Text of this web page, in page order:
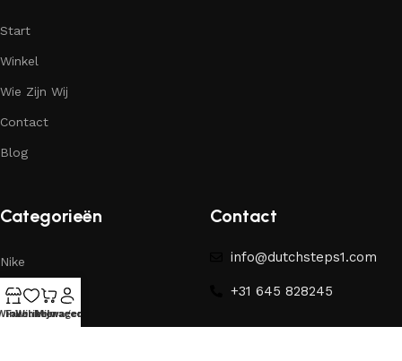
Start
Winkel
Wie Zijn Wij
Contact
Blog
Categorieën
Nike
Yeezy
Contact
info@dutchsteps1.com
+31 645 828245
Favorieten
Winkelwagen
Mijn account